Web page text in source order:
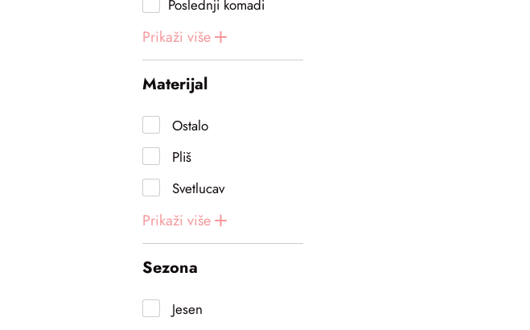
Poslednji komadi
Prikaži više
Materijal
Ostalo
Pliš
Svetlucav
Prikaži više
Sezona
Jesen